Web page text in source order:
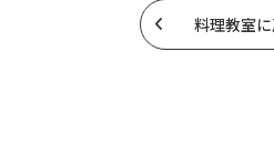
料理教室